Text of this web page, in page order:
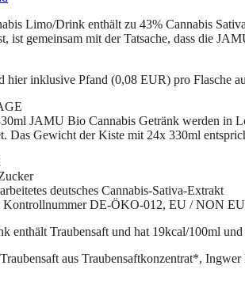
Limo/Drink enthält zu 43% Cannabis
ist gemeinsam mit der Tatsache, dass die
hier inklusive Pfand (0,08 EUR) pro Flasche
JAMU Bio Cannabis Getränk werden in
Das Gewicht der Kiste mit 24x 330ml
deutsches Cannabis-Sativa-Extrakt
DE-ÖKO-012, EU / NON
enthält Traubensaft und hat 19kcal/100ml
aus Traubensaftkonzentrat*,